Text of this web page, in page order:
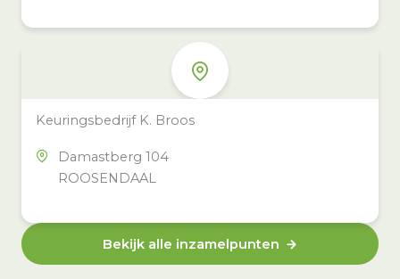
Keuringsbedrijf K. Broos
Damastberg 104
ROOSENDAAL
Bekijk alle inzamelpunten